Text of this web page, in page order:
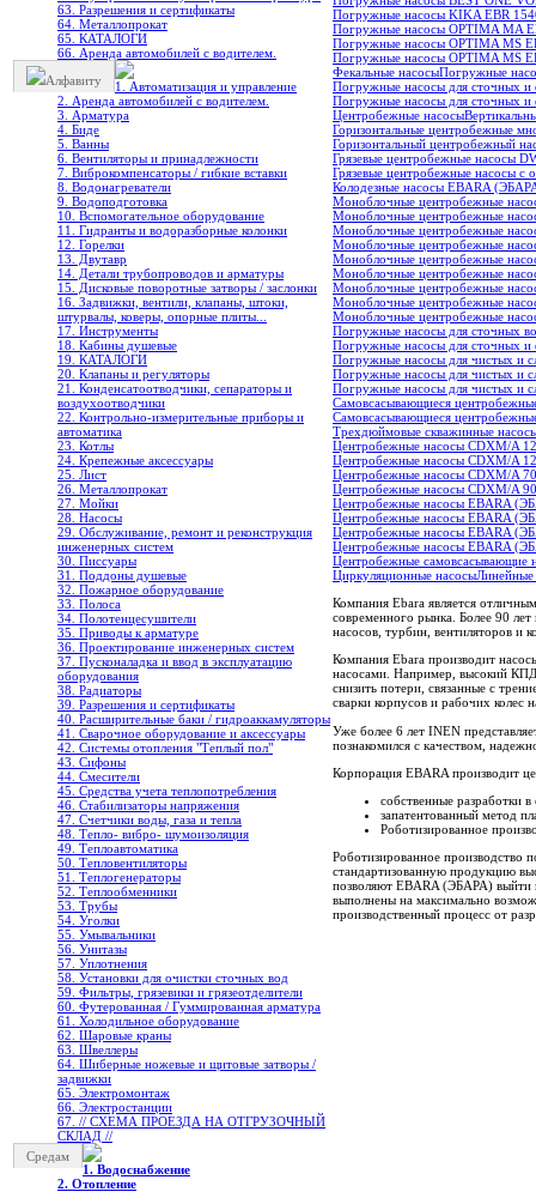
63. Разрешения и сертификаты
64. Металлопрокат
65. КАТАЛОГИ
66. Аренда автомобилей с водителем.
Алфавиту
1. Автоматизация и управление
2. Аренда автомобилей с водителем.
3. Арматура
4. Биде
5. Ванны
6. Вентиляторы и принадлежности
7. Виброкомпенсаторы / гибкие вставки
8. Водонагреватели
9. Водоподготовка
10. Вспомогательное оборудование
11. Гидранты и водоразборные колонки
12. Горелки
13. Двутавр
14. Детали трубопроводов и арматуры
15. Дисковые поворотные затворы / заслонки
16. Задвижки, вентили, клапаны, штоки,
штурвалы, коверы, опорные плиты...
17. Инструменты
18. Кабины душевые
19. КАТАЛОГИ
20. Клапаны и регуляторы
21. Конденсатоотводчики, сепараторы и
воздухоотводчики
22. Контрольно-измерительные приборы и
автоматика
23. Котлы
24. Крепежные аксессуары
25. Лист
26. Металлопрокат
27. Мойки
28. Насосы
29. Обслуживание, ремонт и реконструкция
инженерных систем
30. Писсуары
31. Поддоны душевые
32. Пожарное оборудование
33. Полоса
34. Полотенцесушители
35. Приводы к арматуре
36. Проектирование инженерных систем
37. Пусконаладка и ввод в эксплуатацию
оборудования
38. Радиаторы
39. Разрешения и сертификаты
40. Расширительные баки / гидроаккамуляторы
41. Сварочное оборудование и аксессуары
42. Системы отопления "Теплый пол"
43. Сифоны
44. Смесители
45. Средства учета теплопотребления
46. Стабилизаторы напряжения
47. Счетчики воды, газа и тепла
48. Тепло- вибро- шумоизоляция
49. Теплоавтоматика
50. Тепловентиляторы
51. Теплогенераторы
52. Теплообменники
53. Трубы
54. Уголки
55. Умывальники
56. Унитазы
57. Уплотнения
58. Установки для очистки сточных вод
59. Фильтры, грязевики и грязеотделители
60. Футерованная / Гуммированная арматура
61. Холодильное oборудование
62. Шаровые краны
63. Швеллеры
64. Шиберные ножевые и щитовые затворы /
задвижки
65. Электромонтаж
66. Электростанции
67. // СХЕМА ПРОЕЗДА НА ОТГРУЗОЧНЫЙ
СКЛАД //
Средам
1. Водоснабжение
2. Отопление
Погружные насосы KIKA EBR
Погружные насосы OPTIMA MA
Погружные насосы OPTIMA MS
Погружные насосы OPTIMA MS
Фекальные насосыПогружные
Погружные насосы для сточных
Погружные насосы для сточных
Центробежные насосы
Горизонтальные центробежные
Горизонтальный центробежный
Грязевые центробежные насосы
Грязевые центробежные насосы
Колодезные насосы EBARA
Моноблочные центробежные
Моноблочные центробежные
Моноблочные центробежные
Моноблочные центробежные
Моноблочные центробежные
Моноблочные центробежные
Моноблочные центробежные
Моноблочные центробежные
Моноблочные центробежные
Погружные насосы для сточных
Погружные насосы для сточных
Погружные насосы для чистых и
Погружные насосы для чистых и
Погружные насосы для чистых и
Самовсасывающиеся
Самовсасывающиеся
Трехдюймовые скважинные
Центробежные насосы CDXM/A
Центробежные насосы CDXM/A
Центробежные насосы CDXM/A
Центробежные насосы CDXM/A
Центробежные насосы EBARA
Центробежные насосы EBARA
Центробежные насосы EBARA
Центробежные насосы EBARA
Центробежные самовсасывающие
Циркуляционные насосыЛинейные
Компания Ebara является
современного рынка. Более 90
насосов, турбин, вентиляторов и
Компания Ebara производит
насосами. Например, высокий КПД
снизить потери, связанные с
сварки корпусов и рабочих колес
Уже более 6 лет INEN
познакомился с качеством,
Корпорация EBARA производит
cобственные разработки
запатентованный метод
Роботизированное
Роботизированное производство
стандартизованную продукцию
позволяют EBARA (ЭБАРА) выйти
выполнены на максимально
производственный процесс от